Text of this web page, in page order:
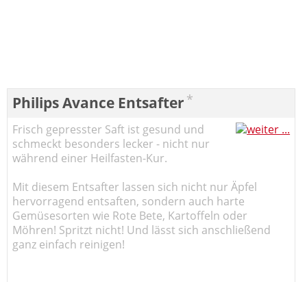
Philips Avance Entsafter *
Frisch gepresster Saft ist gesund und
schmeckt besonders lecker - nicht nur
während einer Heilfasten-Kur.
Mit diesem Entsafter lassen sich nicht nur Äpfel
hervorragend entsaften, sondern auch harte
Gemüsesorten wie Rote Bete, Kartoffeln oder
Möhren! Spritzt nicht! Und lässt sich anschließend
ganz einfach reinigen!